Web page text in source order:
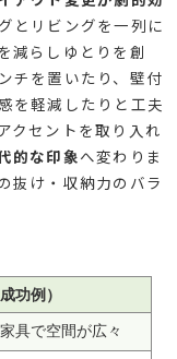
とリビングを一列に
減らしゆとりを創
チを置いたり、壁付
を軽減したりと工夫
クセントを取り入れ
的な印象へ変わりま
抜け・収納力のバラ
功例）
具で空間が広々